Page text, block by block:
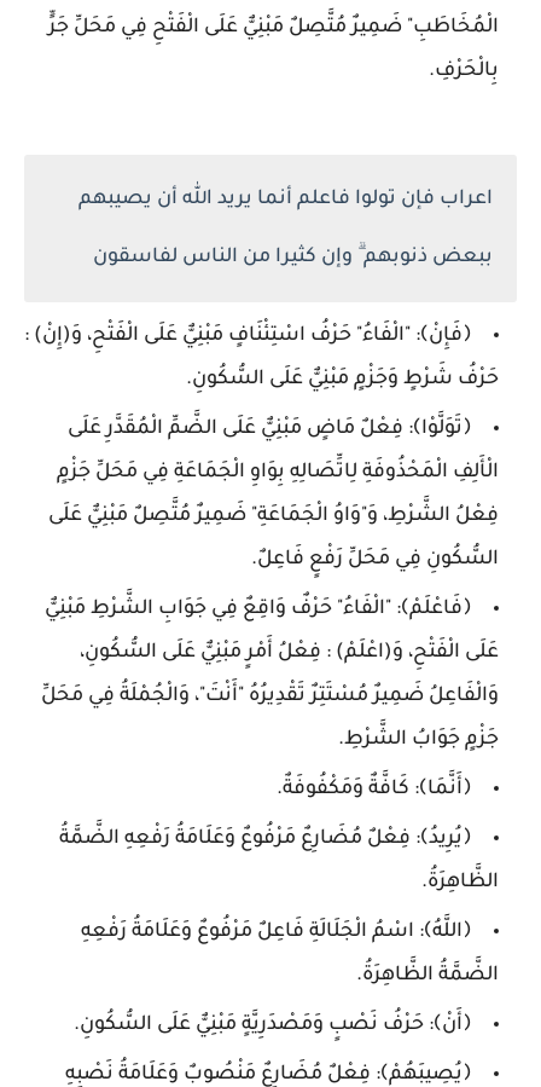
الْمُخَاطَبِ" ضَمِيرٌ مُتَّصِلٌ مَبْنِيٌّ عَلَى الْفَتْحِ فِي مَحَلِّ جَرٍّ
بِالْحَرْفِ.
اعراب فإن تولوا فاعلم أنما يريد الله أن يصيبهم
ببعض ذنوبهم ۗ وإن كثيرا من الناس لفاسقون
﴿فَإِنْ﴾: "الْفَاءُ" حَرْفُ اسْتِئْنَافٍ مَبْنِيٌّ عَلَى الْفَتْحِ، وَ(إِنْ) :
حَرْفُ شَرْطٍ وَجَزْمٍ مَبْنِيٌّ عَلَى السُّكُونِ.
﴿تَوَلَّوْا﴾: فِعْلٌ مَاضٍ مَبْنِيٌّ عَلَى الضَّمِّ الْمُقَدَّرِ عَلَى
الْأَلِفِ الْمَحْذُوفَةِ لِاتِّصَالِهِ بِوَاوِ الْجَمَاعَةِ فِي مَحَلِّ جَزْمٍ
فِعْلُ الشَّرْطِ، وَ"وَاوُ الْجَمَاعَةِ" ضَمِيرٌ مُتَّصِلٌ مَبْنِيٌّ عَلَى
السُّكُونِ فِي مَحَلِّ رَفْعٍ فَاعِلٌ.
﴿فَاعْلَمْ﴾: "الْفَاءُ" حَرْفٌ وَاقِعٌ فِي جَوَابِ الشَّرْطِ مَبْنِيٌّ
عَلَى الْفَتْحِ، وَ(اعْلَمْ) : فِعْلُ أَمْرٍ مَبْنِيٌّ عَلَى السُّكُونِ،
وَالْفَاعِلُ ضَمِيرٌ مُسْتَتِرٌ تَقْدِيرُهُ "أَنْتَ"، وَالْجُمْلَةُ فِي مَحَلِّ
جَزْمٍ جَوَابُ الشَّرْطِ.
﴿أَنَّمَا﴾: كَافَّةٌ وَمَكْفُوفَةٌ.
﴿يُرِيدُ﴾: فِعْلٌ مُضَارِعٌ مَرْفُوعٌ وَعَلَامَةُ رَفْعِهِ الضَّمَّةُ
الظَّاهِرَةُ.
﴿اللَّهُ﴾: اسْمُ الْجَلَالَةِ فَاعِلٌ مَرْفُوعٌ وَعَلَامَةُ رَفْعِهِ
الضَّمَّةُ الظَّاهِرَةُ.
﴿أَنْ﴾: حَرْفُ نَصْبٍ وَمَصْدَرِيَّةٍ مَبْنِيٌّ عَلَى السُّكُونِ.
﴿يُصِيبَهُمْ﴾: فِعْلٌ مُضَارِعٌ مَنْصُوبٌ وَعَلَامَةُ نَصْبِهِ